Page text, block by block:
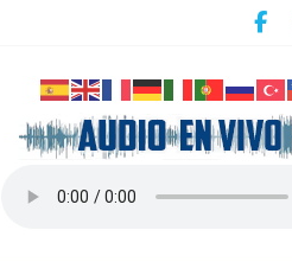
ESBEC 1, en Remedios